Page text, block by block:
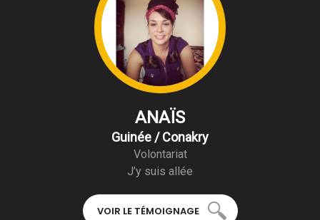
ANAÏS
Guinée / Conakry
Volontariat
J’y suis allée
VOIR LE TÉMOIGNAGE